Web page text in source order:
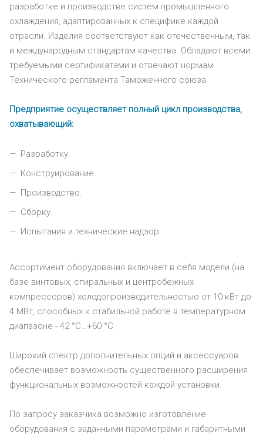
разработке и производстве систем промышленного
охлаждения, адаптированных к специфике каждой
отрасли. Изделия соответствуют как отечественным, так
и международным стандартам качества. Обладают всеми
требуемыми сертификатами и отвечают нормам
Технического регламента Таможенного союза.
Предприятие осуществляет полный цикл производства,
охватывающий:
Разработку.
Конструирование.
Производство.
Сборку.
Испытания и технические надзор.
Ассортимент оборудования включает в себя модели (на
базе винтовых, спиральных и центробежных
компрессоров) холодопроизводительностью от 10 кВт до
4 МВт, способных к стабильной работе в температурном
диапазоне - 42 °С…+60 °С.
Широкий спектр дополнительных опций и аксессуаров
обеспечивает возможность существенного расширения
функциональных возможностей каждой установки.
По запросу заказчика возможно изготовление
оборудования с заданными параметрами и габаритными